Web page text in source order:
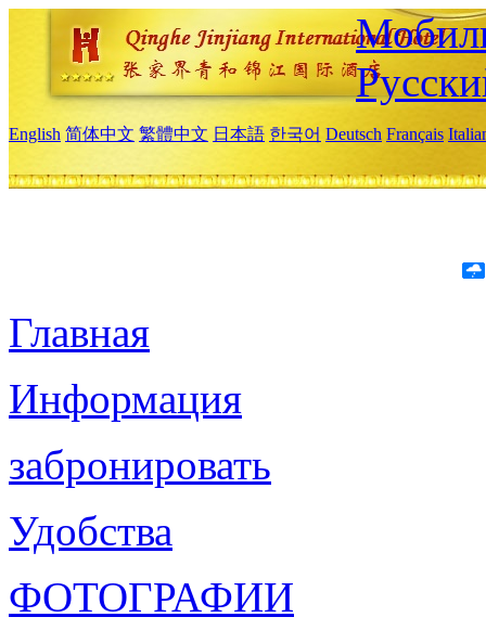
English 简体中文 繁體中文 日本語 한국어 Deutsch Français
Главная
Информация
забронировать
Удобства
ФОТОГРАФИИ